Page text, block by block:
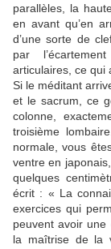
parallèles, la
en avant qu’en
d’une sorte de
par
articulaires, ce qui
Si le méditant
et le sacrum, ce
colonne,
troisième
normale, vous
ventre en
quelques
écrit : « La
exercices qui
peuvent avoir
la maîtrise de la